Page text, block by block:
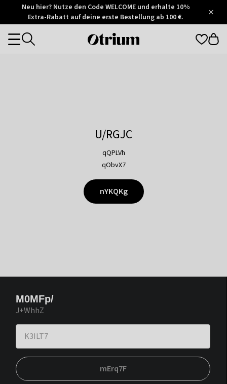
Otrium
Trustpilot
Neu hier? Nutze den Code WELCOME und erhalte 10%
Extra-Rabatt auf deine erste Bestellung ab 100 €.
Otrium
Categories
U/RGJC
qQPLVh
qObvX7
nYKQKg
M0MFp/
J+WhhZ
mErq7F